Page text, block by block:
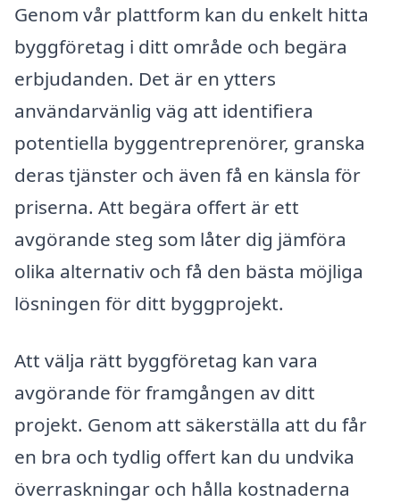
Genom vår plattform kan du enkelt hitta
byggföretag i ditt område och begära
erbjudanden. Det är en ytters
användarvänlig väg att identifiera
potentiella byggentreprenörer, granska
deras tjänster och även få en känsla för
priserna. Att begära offert är ett
avgörande steg som låter dig jämföra
olika alternativ och få den bästa möjliga
lösningen för ditt byggprojekt.
Att välja rätt byggföretag kan vara
avgörande för framgången av ditt
projekt. Genom att säkerställa att du får
en bra och tydlig offert kan du undvika
överraskningar och hålla kostnaderna